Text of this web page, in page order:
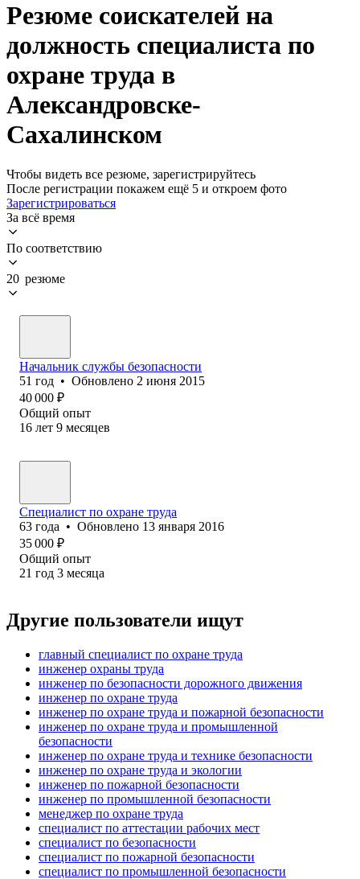
Резюме соискателей на
должность специалиста по
охране труда в
Александровске-
Сахалинском
Чтобы видеть все резюме, зарегистрируйтесь
После регистрации покажем ещё 5 и откроем фото
Зарегистрироваться
За всё время
По соответствию
20 резюме
Начальник службы безопасности
51 год • Обновлено 2 июня 2015
40 000 ₽
Общий опыт
16 лет 9 месяцев
Специалист по охране труда
63 года • Обновлено 13 января 2016
35 000 ₽
Общий опыт
21 год 3 месяца
Другие пользователи ищут
главный специалист по охране труда
инженер охраны труда
инженер по безопасности дорожного движения
инженер по охране труда
инженер по охране труда и пожарной безопасности
инженер по охране труда и промышленной
безопасности
инженер по охране труда и технике безопасности
инженер по охране труда и экологии
инженер по пожарной безопасности
инженер по промышленной безопасности
менеджер по охране труда
специалист по аттестации рабочих мест
специалист по безопасности
специалист по пожарной безопасности
специалист по промышленной безопасности